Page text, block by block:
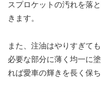
スプロケットの汚れを落
きます。
また、注油はやりすぎて
必要な部分に薄く均一に
れば愛車の輝きを長く保